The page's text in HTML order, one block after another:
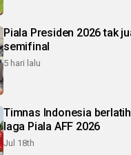
Piala Presiden 2026 tak
semifinal
5 hari lalu
Timnas Indonesia
laga Piala AFF 2026
Jul 18th